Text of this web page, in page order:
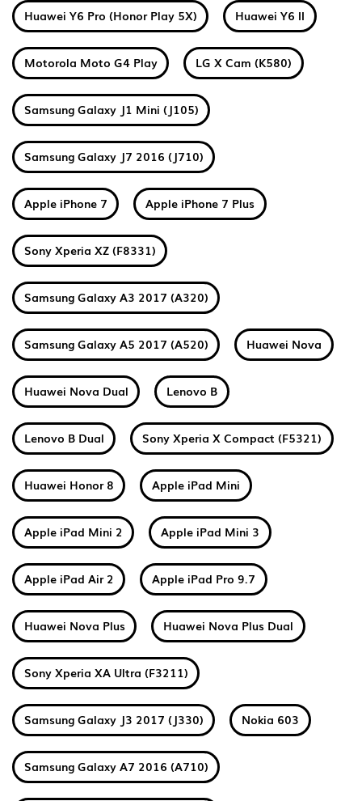
Huawei Y6 Pro (Honor Play 5X) Huawei Y6 II
Motorola Moto G4 Play LG X Cam (K580)
Samsung Galaxy J1 Mini (J105)
Samsung Galaxy J7 2016 (J710)
Apple iPhone 7 Apple iPhone 7 Plus
Sony Xperia XZ (F8331)
Samsung Galaxy A3 2017 (A320)
Samsung Galaxy A5 2017 (A520) Huawei Nova
Huawei Nova Dual Lenovo B
Lenovo B Dual Sony Xperia X Compact (F5321)
Huawei Honor 8 Apple iPad Mini
Apple iPad Mini 2 Apple iPad Mini 3
Apple iPad Air 2 Apple iPad Pro 9.7
Huawei Nova Plus Huawei Nova Plus Dual
Sony Xperia XA Ultra (F3211)
Samsung Galaxy J3 2017 (J330) Nokia 603
Samsung Galaxy A7 2016 (A710)